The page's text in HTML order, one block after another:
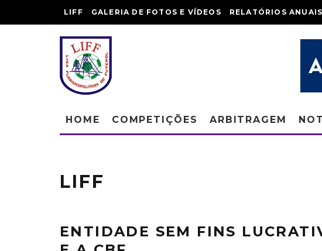
LIFF GALERIA DE FOTOS E VÍDEOS RELATÓRIOS ANUAIS
HOME COMPETIÇÕES ARBITRAGEM
LIFF
ENTIDADE SEM FINS